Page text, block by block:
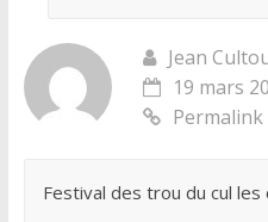
Jean
19 mars
Permalink
Festival des trou du cul